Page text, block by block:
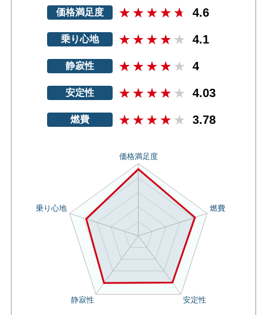
価格満足度 4.6
乗り心地 4.1
静寂性 4
安定性 4.03
燃費 3.78